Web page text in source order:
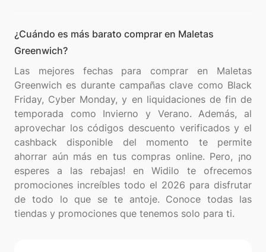
¿Cuándo es más barato comprar en Maletas
Greenwich?
Las mejores fechas para comprar en Maletas
Greenwich es durante campañas clave como Black
Friday, Cyber Monday, y en liquidaciones de fin de
temporada como Invierno y Verano. Además, al
aprovechar los códigos descuento verificados y el
cashback disponible del momento te permite
ahorrar aún más en tus compras online. Pero, ¡no
esperes a las rebajas! en Widilo te ofrecemos
promociones increíbles todo el 2026 para disfrutar
de todo lo que se te antoje. Conoce todas las